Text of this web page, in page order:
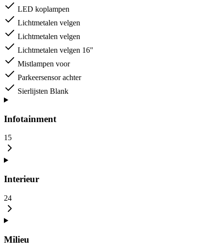
LED koplampen
Lichtmetalen velgen
Lichtmetalen velgen
Lichtmetalen velgen 16"
Mistlampen voor
Parkeersensor achter
Sierlijsten Blank
Infotainment
15
Interieur
24
Milieu